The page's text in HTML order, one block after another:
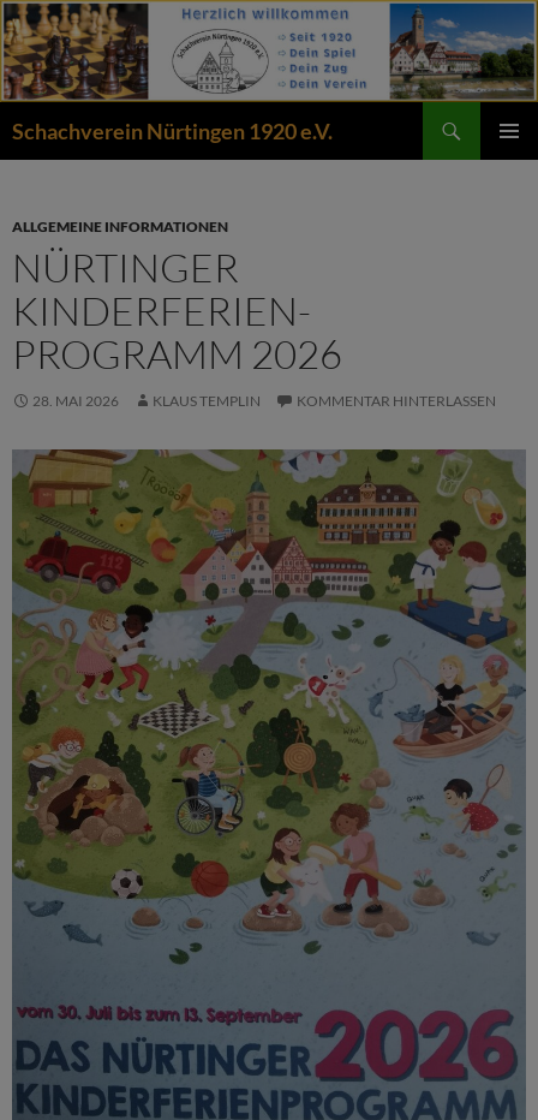
Zum
Inhalt
springen
Schachverein Nürtingen 1920 e.V.
ALLGEMEINE INFORMATIONEN
NÜRTINGER
KINDERFERIEN-
PROGRAMM 2026
28. MAI 2026 KLAUS TEMPLIN KOMMENTAR HINTERLASSEN